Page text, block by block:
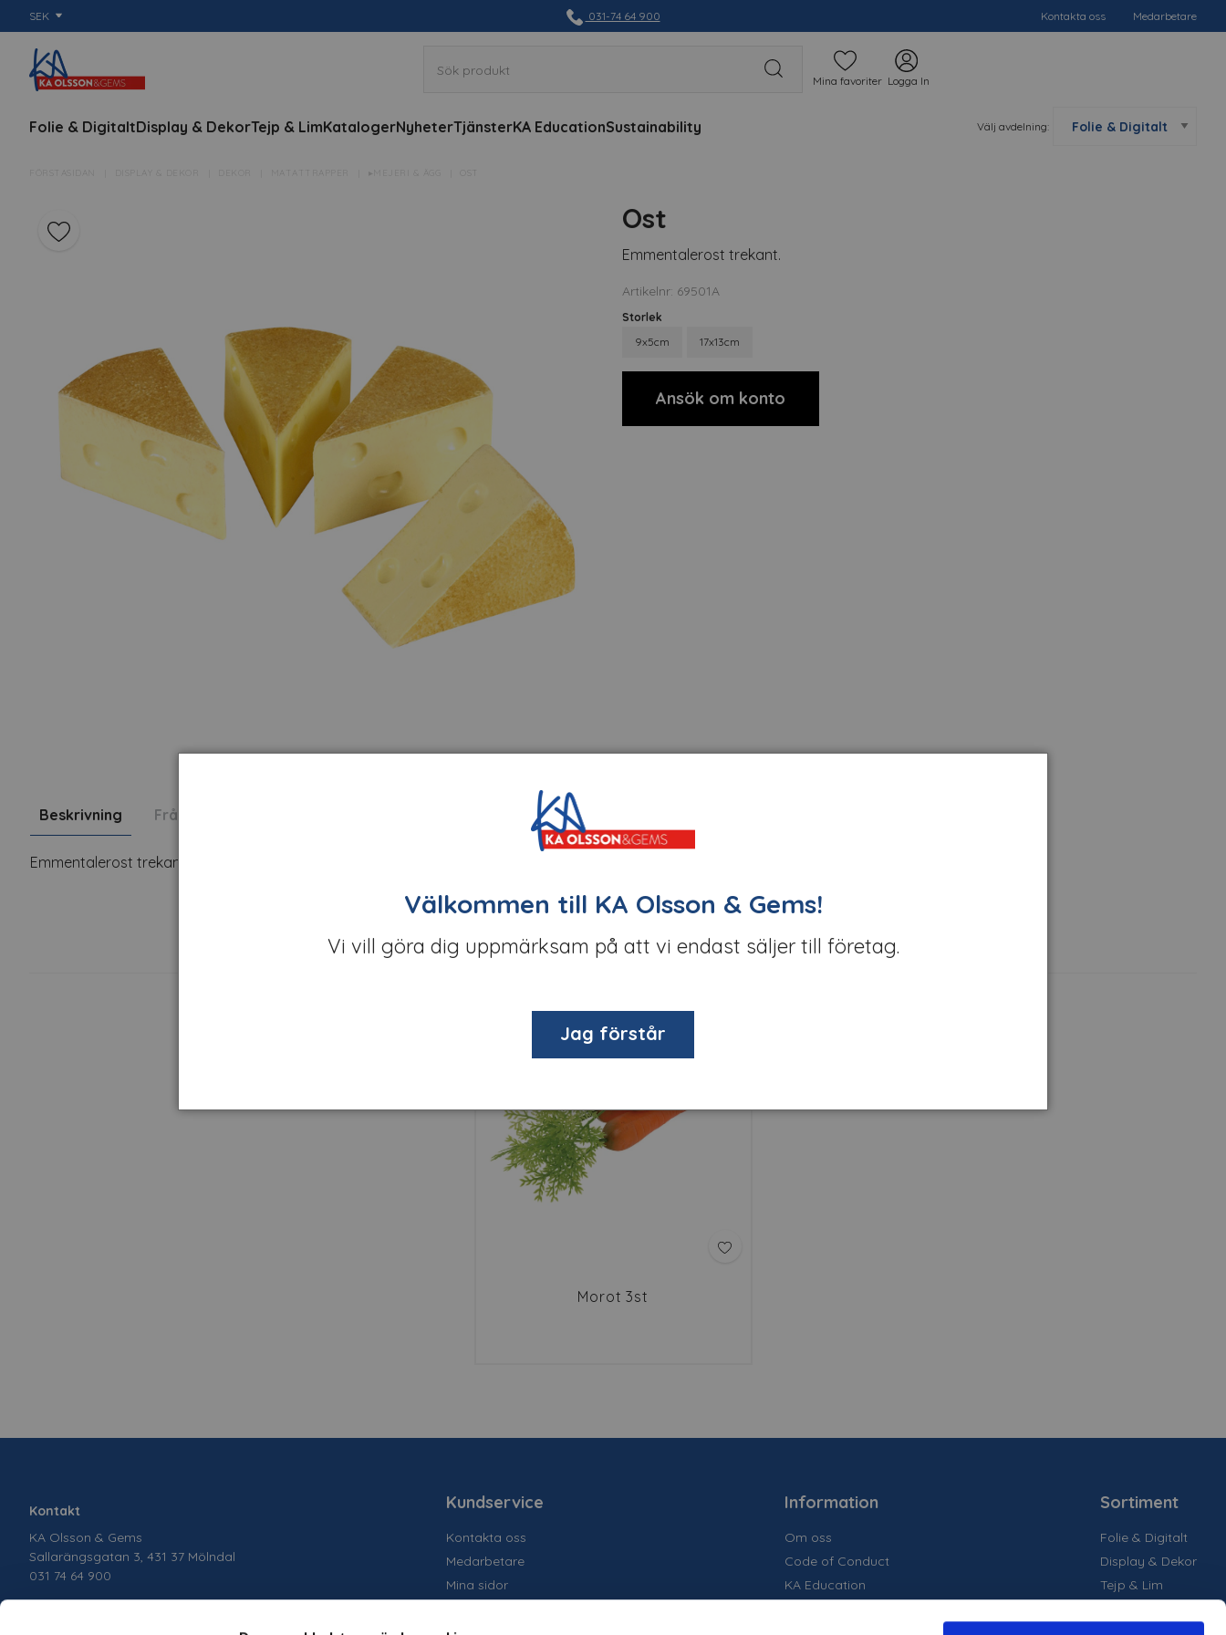
SEK Kontakta oss Medarbetare
031-74 64 900
Mina favoriter Logga In
Folie & DigitaltDisplay & DekorTejp & LimKatalogerNyheterTjänsterKA EducationSustainability Välj avdelning:
FÖRSTASIDAN DISPLAY & DEKOR MATATTRAPPER ▸MEJERI & ÄGG OST
Ost
Emmentalerost trekant.
Artikelnr: 69501A
Storlek
9x5cm
17x13cm
Ansök om konto
Beskrivning Fråga om produkt
Emmentalerost trekant
Morot 3st
Kontakt
KA Olsson & Gems
Sallarängsgatan 3, 431 37 Mölndal
031 74 64 900
Kundservice
Kontakta oss
Medarbetare
Mina sidor
Information
Om oss
Code of Conduct
KA Education
Sortiment
Folie & Digitalt
Display & Dekor
Tejp & Lim
Välkommen till KA Olsson & Gems!
Vi vill göra dig uppmärksam på att vi endast säljer till företag.
Jag förstår